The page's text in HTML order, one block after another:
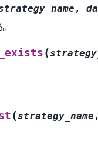
,
(
(strategy_name